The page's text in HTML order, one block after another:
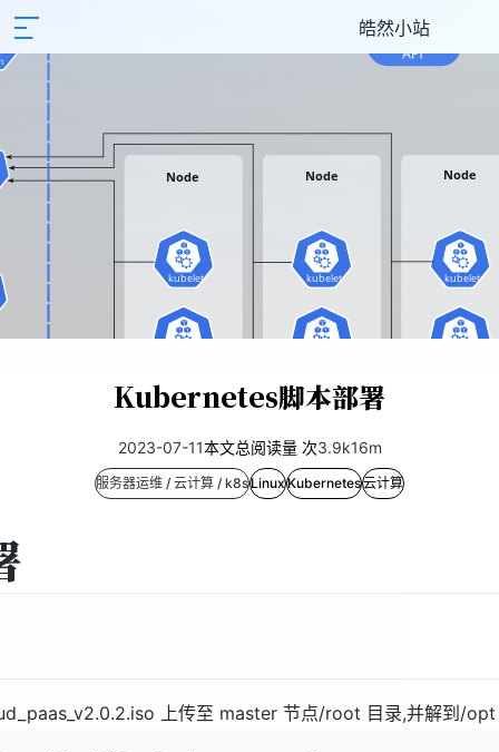
皓然小站
Kubernetes脚本部署
2023-07-11本文总阅读量 次3.9k16m
服务器运维 / 云计算 / k8sLinuxKubernetes云计算
上传至 master 节点/root 目录,并解到/opt